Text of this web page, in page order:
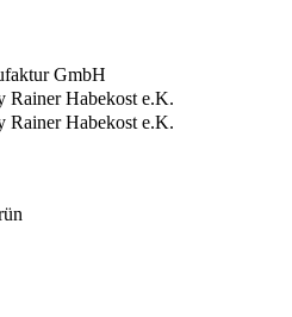
GmbH
Rainer Habekost e.K.
Rainer Habekost e.K.